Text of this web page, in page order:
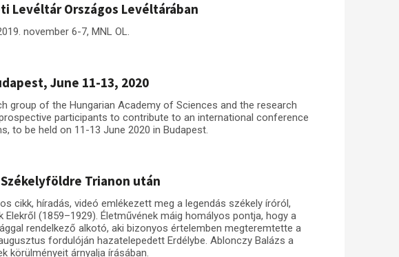
Levéltár Országos Levéltárában
november 6-7, MNL OL.
June 11-13, 2020
group of the Hungarian Academy of Sciences and the research
prospective participants to contribute to an international conference
to be held on 11-13 June 2020 in Budapest.
Trianon után
cikk, híradás, videó emlékezett meg a legendás székely íróról,
(1859–1929). Életművének máig homályos pontja, hogy a
rendelkező alkotó, aki bizonyos értelemben megteremtette a
fordulóján hazatelepedett Erdélybe. Ablonczy Balázs a
körülményeit árnyalja írásában.